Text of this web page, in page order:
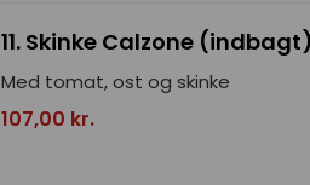
11. Skinke Calzone
Med tomat, ost og skinke
107,00 kr.